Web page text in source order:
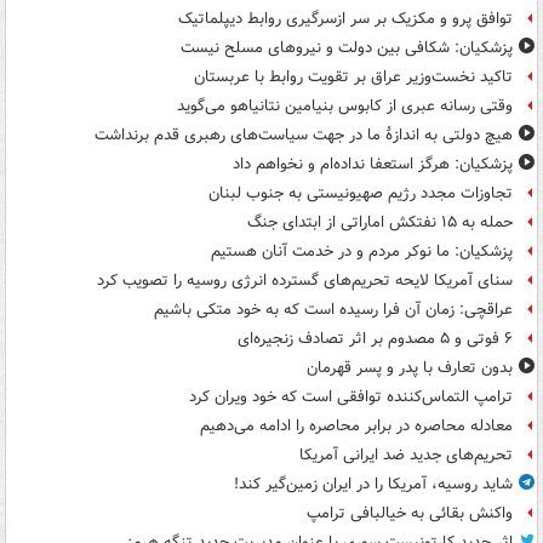
توافق پرو و مکزیک بر سر ازسرگیری روابط دیپلماتیک
پزشکیان: شکافی بین دولت و نیروهای مسلح نیست
تاکید نخست‌وزیر عراق بر تقویت روابط با عربستان
وقتی رسانه عبری از کابوس بنیامین نتانیاهو می‌گوید
هیچ دولتی به اندازۀ ما در جهت سیاست‌های رهبری قدم برنداشت
پزشکیان: هرگز استعفا نداده‌ام و نخواهم داد
تجاوزات مجدد رژیم صهیونیستی به جنوب لبنان
حمله به ۱۵ نفتکش‌ اماراتی از ابتدای جنگ
پزشکیان: ما نوکر مردم و در خدمت آنان هستیم
سنای آمریکا لایحه تحریم‌های گسترده انرژی روسیه را تصویب کرد
عراقچی: زمان آن فرا رسیده است که به خود متکی باشیم
۶ فوتی و ۵ مصدوم بر اثر تصادف زنجیره‌ای
بدون تعارف با پدر و پسر قهرمان
ترامپ التماس‌کننده توافقی است که خود ویران کرد
معادله محاصره در برابر محاصره را ادامه می‌دهیم
تحریم‌های جدید ضد ایرانی آمریکا
شاید روسیه، آمریکا را در ایران زمین‌گیر کند!
واکنش بقائی به خیالبافی ترامپ